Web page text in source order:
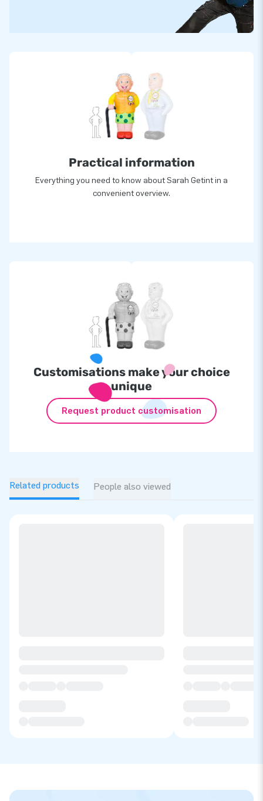
Practical information
Everything you need to know about Sarah Getint in a
convenient overview.
Customisations make your choice
unique
Request product customisation
Related products People also viewed